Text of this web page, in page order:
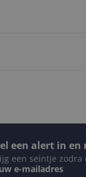
een alert in en
een seintje zodra
e-mailadres